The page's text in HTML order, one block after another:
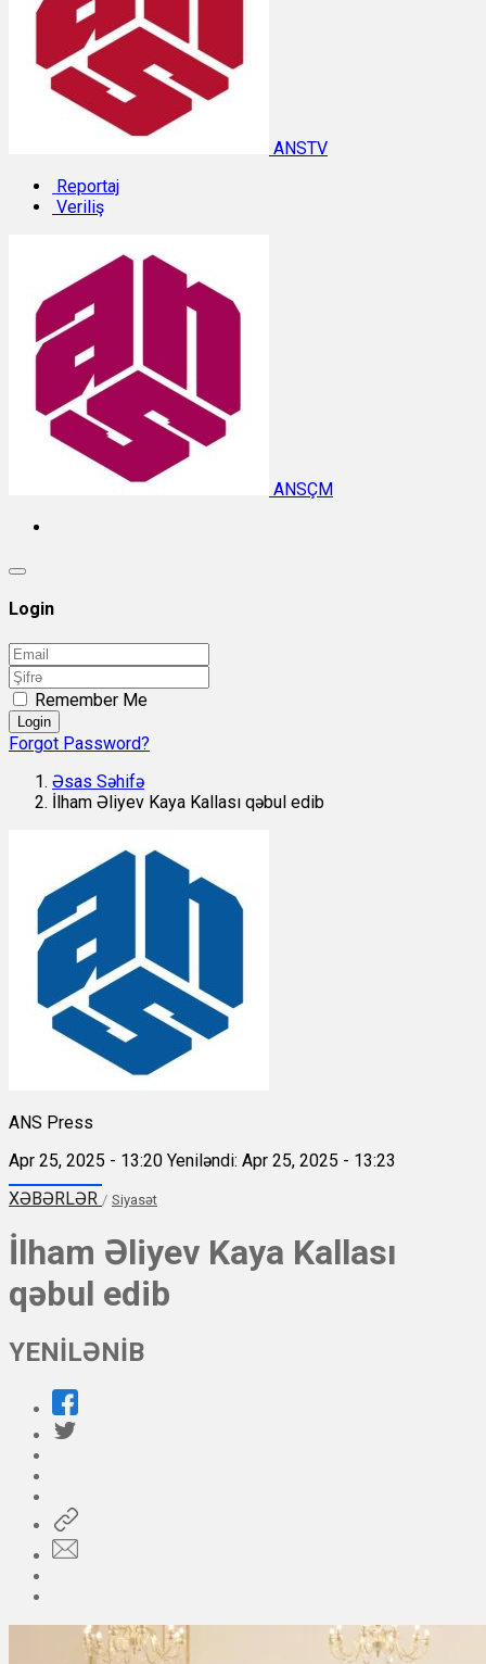
ANSTV
Reportaj
Veriliş
ANSÇM
Login
Remember Me
Login
Forgot Password?
Əsas Səhifə
İlham Əliyev Kaya Kallası qəbul edib
ANS Press
Apr 25, 2025 - 13:20 Yeniləndi: Apr 25, 2025 - 13:23
XƏBƏRLƏR / Siyasət
İlham Əliyev Kaya Kallası
qəbul edib
YENİLƏNİB